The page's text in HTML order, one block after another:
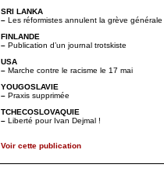
SRI LANKA
– Les réformistes annulent la grève générale
FINLANDE
– Publication d’un journal trotskiste
USA
– Marche contre le racisme le 17 mai
YOUGOSLAVIE
– Praxis supprimée
TCHECOSLOVAQUIE
– Liberté pour Ivan Dejmal !
Voir cette publication